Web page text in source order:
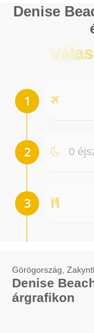
Denise
0
Görögország,
Denise
árgrafikon